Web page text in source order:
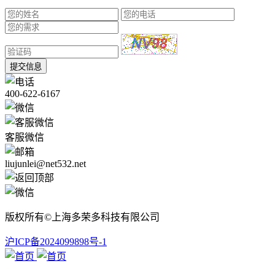
提交信息
400-622-6167
客服微信
liujunlei@net532.net
版权所有©上海多荣多科技有限公司
沪ICP备2024099898号-1